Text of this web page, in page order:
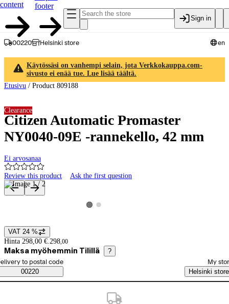
content
footer
Sign in
00220 Helsinki store en
Käytössäsi on vanhempi selain, jota Verkkokauppa.com-
sivusto ei enää tue. Lue lisää täältä.
Etusivu / Product 809188
Citizen Automatic Promaster
NY0040-09E -rannekello, 42 mm
Ei arvosanaa
Review this product Ask the first question
Clearance
Product images and videos
View product image 1
View product image 2
Price details
VAT 24 %
Hinta 298,00 €. 298,00
Maksa myöhemmin Tilillä ?
Saatavuustiedot
order method
to postal code
00220
My
Helsinki store